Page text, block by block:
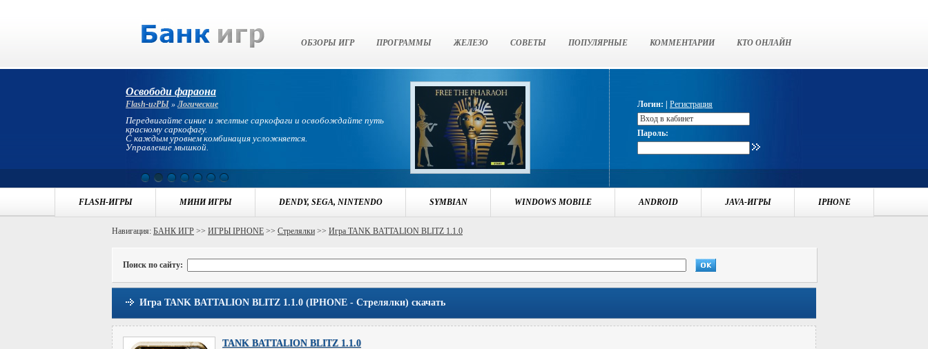
ОБЗОРЫ ИГР ПРОГРАММЫ ЖЕЛЕЗО СОВЕТЫ ПОПУЛЯРНЫЕ КОММЕНТАРИИ КТО ОНЛАЙН
Освободи фараона
Flash-игРЫ »Логические
Передвигайте синие и желтые саркофаги и освобождайте путь
красному саркофагу.
С каждым уровнем комбинация усложняется.
Управление мышкой.
Логин: | Регистрация
Пароль:
FLASH-ИГРЫ МИНИ ИГРЫ DENDY, SEGA, NINTENDO SYMBIAN WINDOWS MOBILE ANDROID JAVA-ИГРЫ IPHONE
Навигация: БАНК ИГР >> ИГРЫ IPHONE >> Стрелялки >> Игра TANK BATTALION BLITZ 1.1.0
Поиск по сайту:
Игра TANK BATTALION BLITZ 1.1.0 (IPHONE - Стрелялки) скачать
TANK BATTALION BLITZ 1.1.0